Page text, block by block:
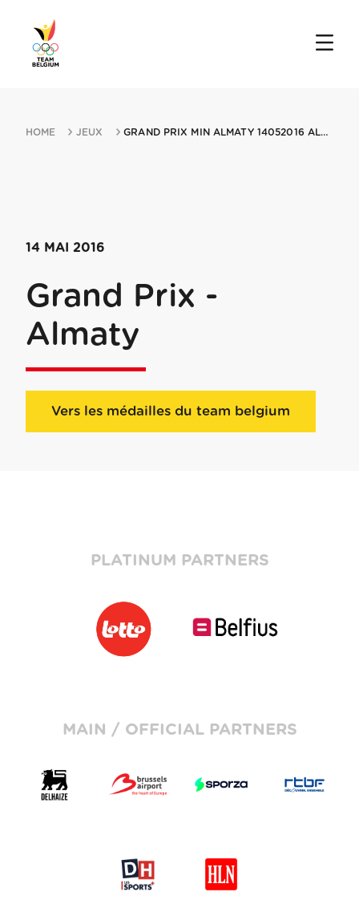
HOME JEUX GRAND PRIX MIN ALMATY 14052016 ALMATY
14 MAI 2016
Grand Prix -
Almaty
Vers les médailles du team belgium
PLATINUM PARTNERS
MAIN / OFFICIAL PARTNERS